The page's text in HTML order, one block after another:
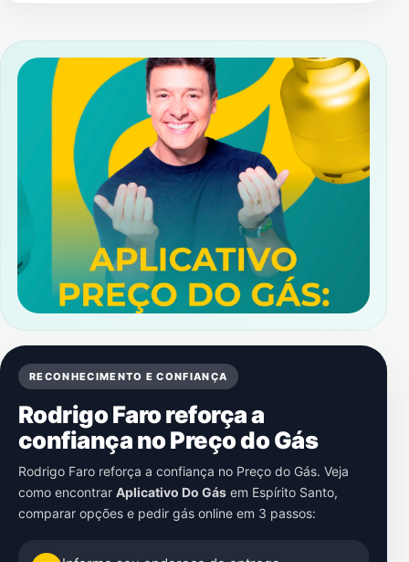
RECONHECIMENTO E CONFIANÇA
Rodrigo Faro reforça a
confiança no Preço do Gás
Rodrigo Faro reforça a confiança no Preço do Gás. Veja
como encontrar Aplicativo Do Gás em Espírito Santo,
comparar opções e pedir gás online em 3 passos: